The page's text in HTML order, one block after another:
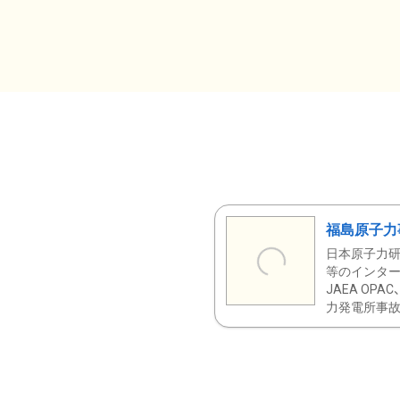
福島原子
日本原子力
等のインタ
JAEA OPAC
力発電所事